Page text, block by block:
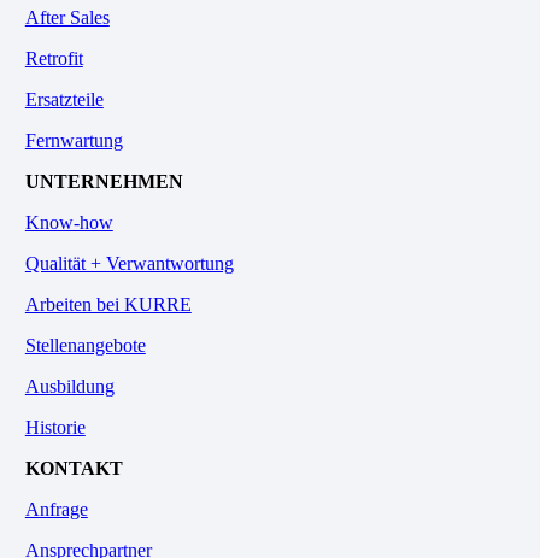
After Sales
Retrofit
Ersatzteile
Fernwartung
UNTERNEHMEN
Know-how
Qualität + Verwantwortung
Arbeiten bei KURRE
Stellenangebote
Ausbildung
Historie
KONTAKT
Anfrage
Ansprechpartner